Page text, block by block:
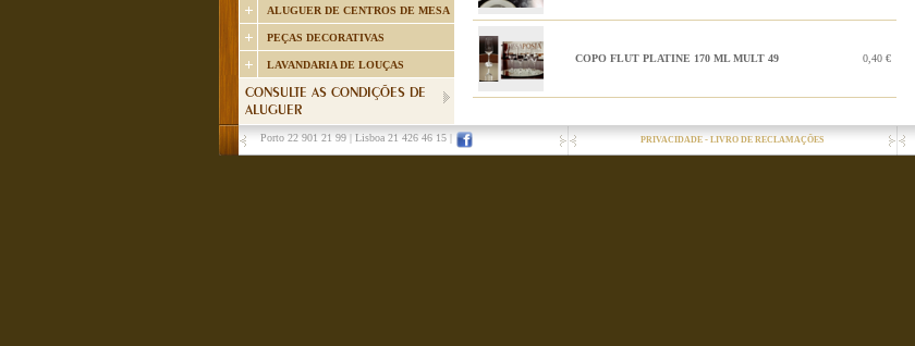
ALUGUER DE CENTROS DE MESA
PEÇAS DECORATIVAS
LAVANDARIA DE LOUÇAS
CONSULTE AS CONDIÇÕES DE
ALUGUER
COPO FLUT PLATINE 170 ML MULT 49 0,40 €
Porto 22 901 21 99 Lisboa 21 426 46 15 PRIVACIDADE - LIVRO DE RECLAMAÇÕES